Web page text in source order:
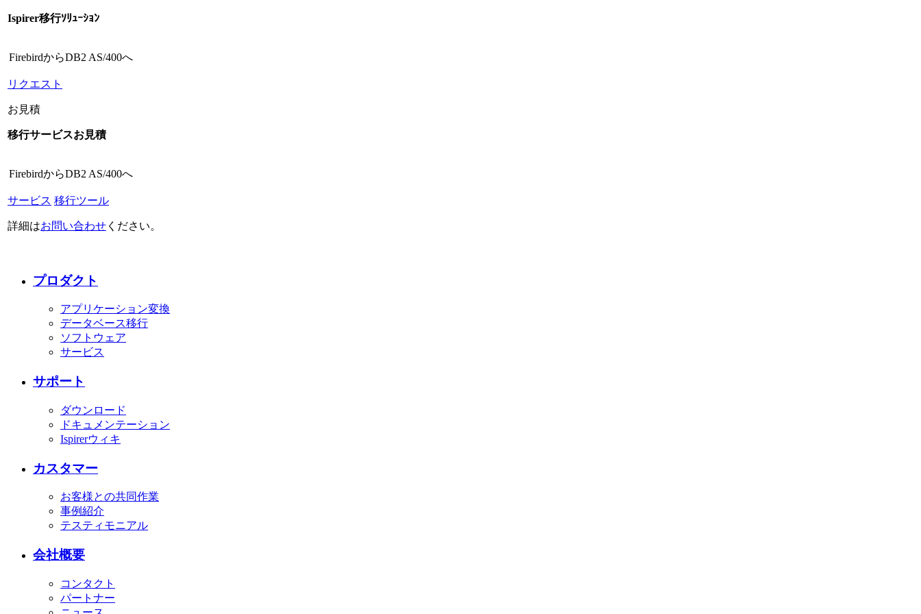
Ispirer移行ｿﾘｭｰｼｮﾝ
FirebirdからDB2 AS/400へ
リクエスト
お見積
移行サービスお見積
FirebirdからDB2 AS/400へ
サービス 移行ツール
詳細はお問い合わせ ください。
プロダクト
アプリケーション変換
データベース移行
ソフトウェア
サービス
サポート
ダウンロード
ドキュメンテーション
Ispirerウィキ
カスタマー
お客様との共同作業
事例紹介
テスティモニアル
会社概要
コンタクト
パートナー